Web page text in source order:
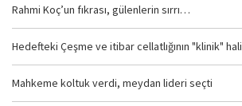
Rahmi Koç’un fıkrası, gülenlerin sırrı…
Hedefteki Çeşme ve itibar cellatlığının "klinik" hali
Mahkeme koltuk verdi, meydan lideri seçti